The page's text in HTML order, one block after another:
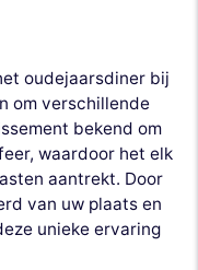
oudejaarsdiner bij
om verschillende
bekend om
waardoor het elk
aantrekt. Door
van uw plaats en
unieke ervaring